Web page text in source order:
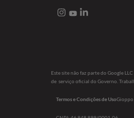
Este site não faz parte do Google
de serviço oficial do Governo.
Termos e Condições de UsoGioppo